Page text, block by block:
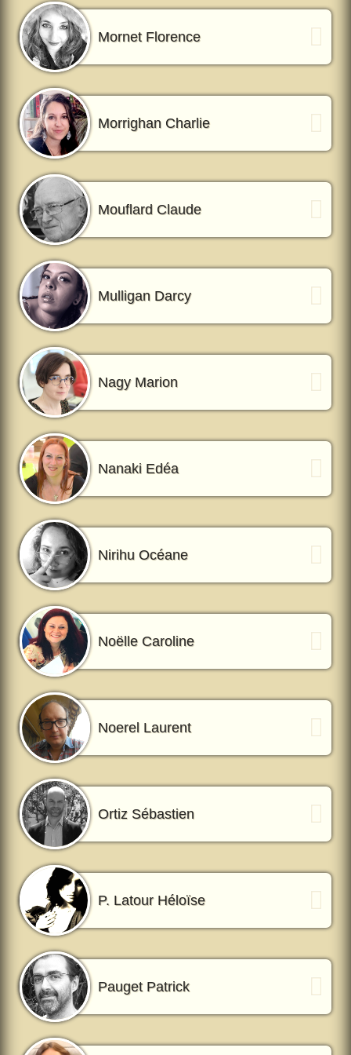
Mornet Florence
Morrighan Charlie
Mouflard Claude
Mulligan Darcy
Nagy Marion
Nanaki Edéa
Nirihu Océane
Noëlle Caroline
Noerel Laurent
Ortiz Sébastien
P. Latour Héloïse
Pauget Patrick